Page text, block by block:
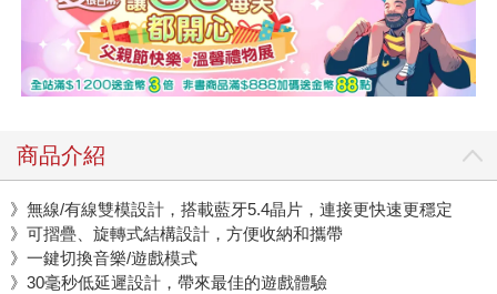
商品介紹
》無線/有線雙模設計，搭載藍牙5.4晶片，連接更快速更穩定
》可摺疊、旋轉式結構設計，方便收納和攜帶
》一鍵切換音樂/遊戲模式
》30毫秒低延遲設計，帶來最佳的遊戲體驗